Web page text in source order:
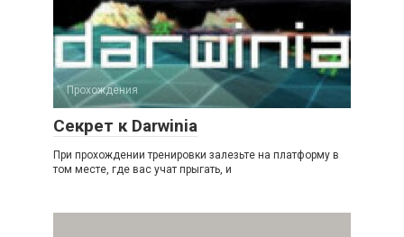
Прохождения
Секрет к Darwinia
При прохождении тренировки залезьте на платформу в
том месте, где вас учат прыгать, и